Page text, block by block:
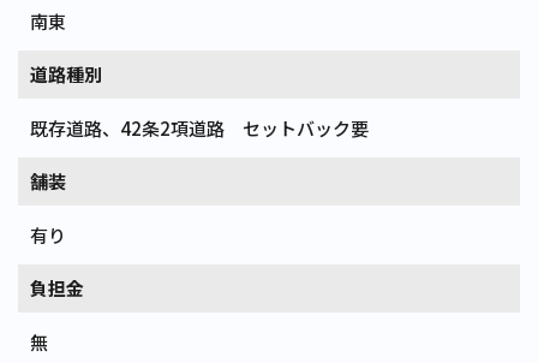
南東
道路種別
既存道路、42条2項道路 セットバック要
舗装
有り
負担金
無